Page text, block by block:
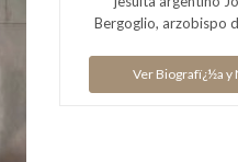
Bergoglio, arzobispo
Ver Biografï¿½a y